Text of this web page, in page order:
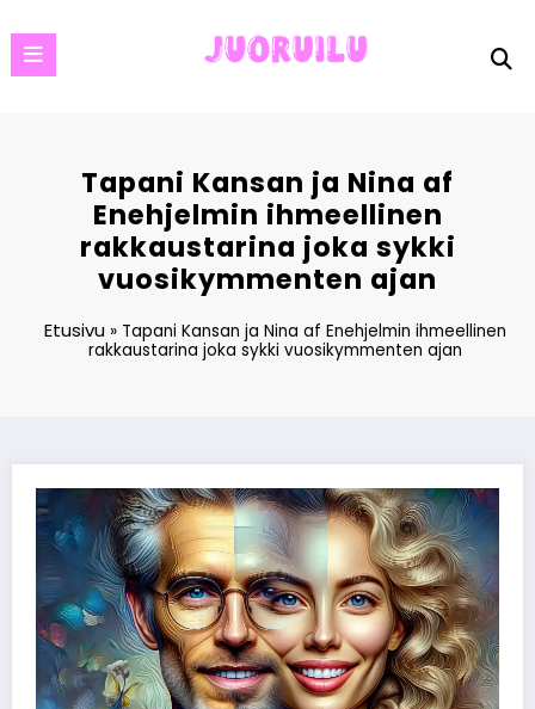
to
content
Tapani Kansan ja Nina af
Enehjelmin ihmeellinen
rakkaustarina joka sykki
vuosikymmenten ajan
Etusivu » Tapani Kansan ja Nina af Enehjelmin ihmeellinen
rakkaustarina joka sykki vuosikymmenten ajan